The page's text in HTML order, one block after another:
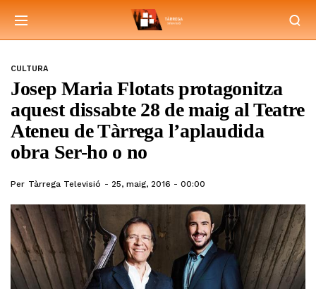
CULTURA
Josep Maria Flotats protagonitza
aquest dissabte 28 de maig al Teatre
Ateneu de Tàrrega l’aplaudida
obra Ser-ho o no
Per Tàrrega Televisió 25, maig, 2016 - 00:00